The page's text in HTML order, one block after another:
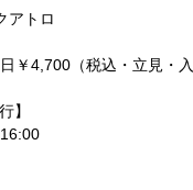
アトロ
￥4,700（税込・立見・
】